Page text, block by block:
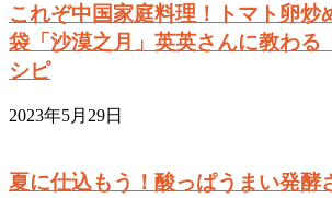
これぞ中国家庭料理！トマト卵炒
袋「沙漠之月」英英さんに教わる
シピ
2023年5月29日
夏に仕込もう！酸っぱうまい発酵